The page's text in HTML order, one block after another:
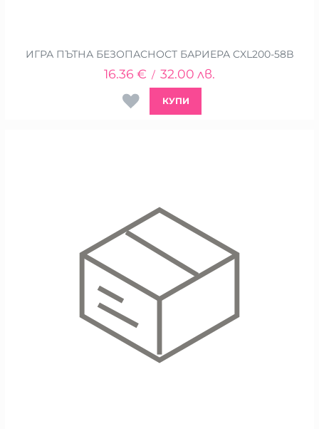
ИГРА ПЪТНА БЕЗОПАСНОСТ БАРИЕРА CXL200-58B
16.36 € / 32.00 лв.
КУПИ